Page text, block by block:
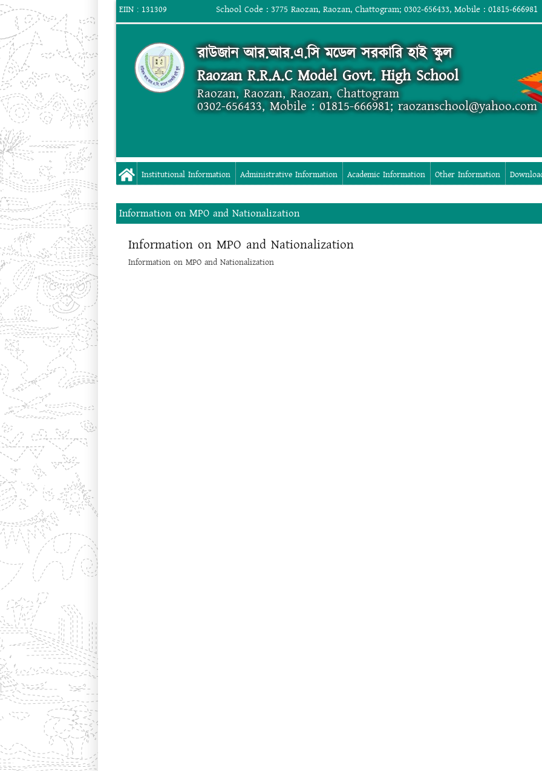
EIIN : 131309 School Code : 3775 Raozan, Raozan, Chattogram; 0302-656433, Mobile : 01815-666981
রাউজান আর.আর.এ.সি মডেল সরকারি হাই স্কুল
Raozan R.R.A.C Model Govt. High School
Raozan, Raozan, Raozan, Chattogram
0302-656433, Mobile : 01815-666981; raozanschool@yahoo.com
Institutional Information Administrative Information Academic Information Other Information
Information on MPO and Nationalization
Information on MPO and Nationalization
Information on MPO and Nationalization